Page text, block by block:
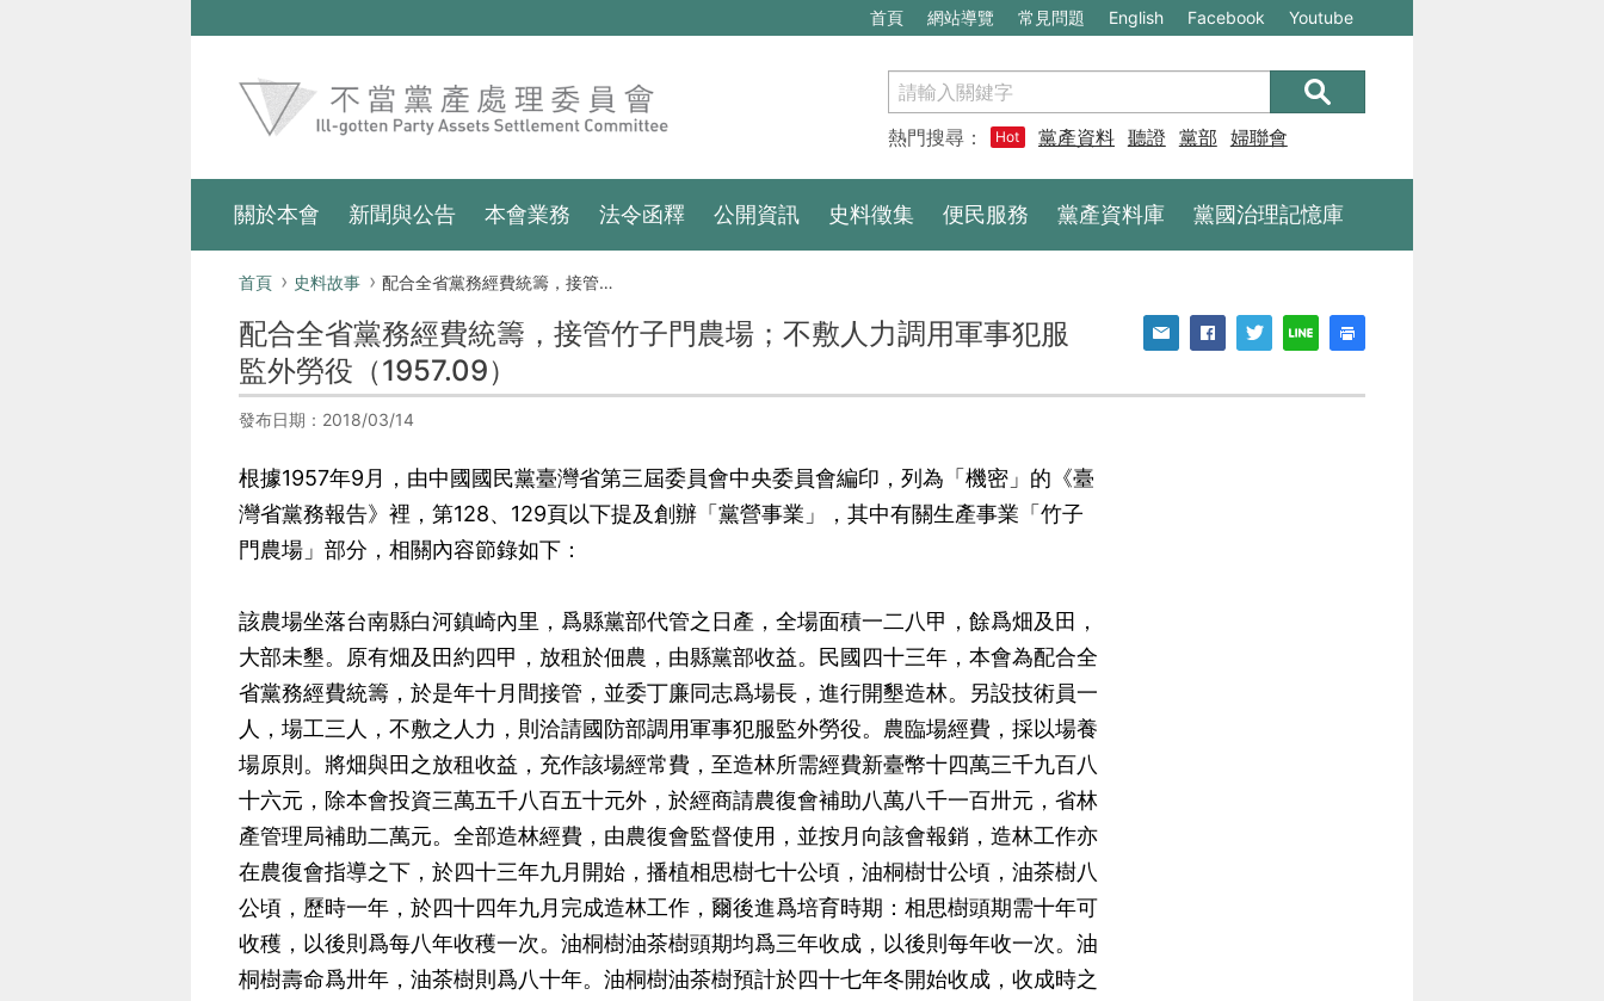
首頁 網站導覽 常見問題 English
(另
視
開
個
Facebook
(另
開
個
Youtube
搜
尋
熱門搜尋：
Hot 黨產資料庫聽證 黨部 婦聯會
關於本會 新聞與公告 本會業務 法令函釋 公開資訊 史料徵集 便民服務 黨產資料庫 黨國治理記憶庫
首頁 史料故事 配合全省黨務經費統籌，接管竹子門農場；不敷人力調用軍事犯服監外勞役（1957.09）
配合全省黨務經費統籌，接管竹子門農場；不敷人力調用軍事犯服
監外勞役（1957.09）
發布日期：2018/03/14
根據1957年9月，由中國國民黨臺灣省第三屆委員會中央委員會編印，列為「機密」的《臺
灣省黨務報告》裡，第128、129頁以下提及創辦「黨營事業」，其中有關生產事業「竹子
門農場」部分，相關內容節錄如下：
該農場坐落台南縣白河鎮崎內里，爲縣黨部代管之日產，全場面積一二八甲，餘爲畑及田，
大部未墾。原有畑及田約四甲，放租於佃農，由縣黨部收益。民國四十三年，本會為配合全
省黨務經費統籌，於是年十月間接管，並委丁廉同志爲場長，進行開墾造林。另設技術員一
人，場工三人，不敷之人力，則洽請國防部調用軍事犯服監外勞役。農臨場經費，採以場養
場原則。將畑與田之放租收益，充作該場經常費，至造林所需經費新臺幣十四萬三千九百八
十六元，除本會投資三萬五千八百五十元外，於經商請農復會補助八萬八千一百卅元，省林
產管理局補助二萬元。全部造林經費，由農復會監督使用，並按月向該會報銷，造林工作亦
在農復會指導之下，於四十三年九月開始，播植相思樹七十公頃，油桐樹廿公頃，油茶樹八
公頃，歷時一年，於四十四年九月完成造林工作，爾後進爲培育時期：相思樹頭期需十年可
收穫，以後則爲每八年收穫一次。油桐樹油茶樹頭期均爲三年收成，以後則每年收一次。油
桐樹壽命爲卅年，油茶樹則爲八十年。油桐樹油茶樹預計於四十七年冬開始收成，收成時之